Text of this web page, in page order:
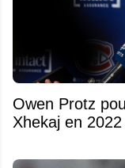
Owen Protz
Xhekaj en